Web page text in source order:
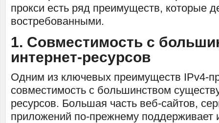
прокси есть ряд преимуществ, которые
востребованными.
1. Совместимость с
интернет-ресурсов
Одним из ключевых преимуществ IPv4-
совместимость с большинством
ресурсов. Большая часть веб-сайтов,
приложений по-прежнему поддерживает